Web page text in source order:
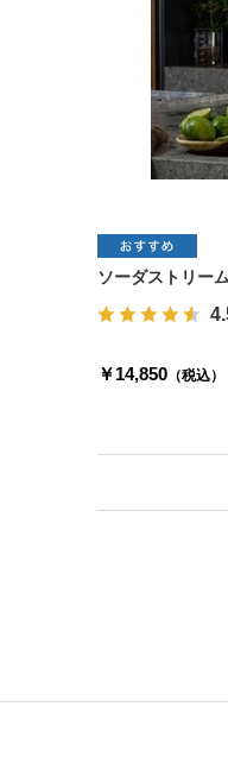
ソーダストリー
￥14,850 （税込）